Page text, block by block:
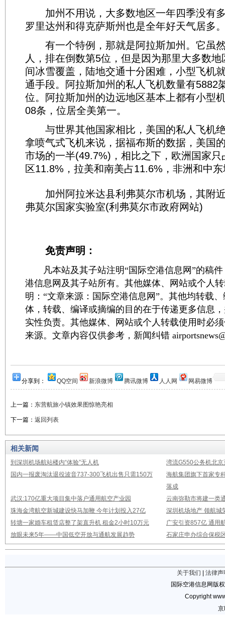
加州不用说，大多数地区一年四季没有
罗里达州和得克萨斯州也是全年好天气居多
有一个特例，那就是阿拉斯加州。它虽
人，排在倒数第5位，但是因为那里大多数
间冰雪覆盖，陆地交通十分困难，小型飞机
通手段。阿拉斯加州的私人飞机数量有5882
位。阿拉斯加州的边远地区基本上都有小型
08条，位居全美第一。
与世界其他国家相比，美国的私人飞机
拿喷气式飞机来说，据福布斯的数据，美国
市场的一半(49.7%)，相比之下，欧洲国家
区11.8%，拉美和南美占11.6%，非洲和中
加州阿拉米达县利弗莫尔市机场，其附
弗莫尔国家实验室(利弗莫尔市政府网站)
免责声明：
凡本站及其子站注明“国际空港信息网”的稿件
港信息网及其子站所有。其他媒体、网站或个人
明：“文章来源：国际空港信息网”。其他均转载
体，转载、编译或摘编的目的在于传递更多信息
实性负责。其他媒体、网站或个人转载使用时必
来源。文章内容仅供参考，新闻纠错
分享到： QQ空间 新浪微博 腾讯微博 人人网 网易微博
上一篇： 东营航旅小镇效果图惊艳亮相
下一篇： 返回列表
相关新闻
到深圳机场航站楼内“体验”无人机
湾流G550公务机北
国内一报废淘汰退役波音737-300飞机出售只需150万
海航集团旗下首家专
落成
武汉:170亿重大项目集中落户通用航空产业园
云南弥勒市将建一类
珠海金湾航空新城建设快马加鞭 今年计划投入27亿
深圳机场地产 领航城
转塘一家婚车租赁店整了架直升机 租金2小时10万元
广安引资857亿 通用
放眼未来5年——中国低空开放与通航发展趋势
石家庄申办综合保税
关于我们
法律声
国际空港信息网版
Copyright